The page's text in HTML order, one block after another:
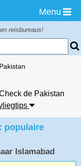
Menu
reisbureaus!
Pakistan
de Pakistan
populaire
Islamabad
alert
naar